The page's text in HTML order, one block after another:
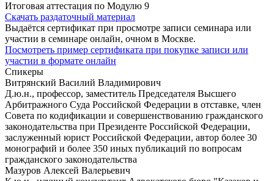
Итоговая аттестация по Модулю 9
Скачать раздаточный материал
Выдаётся сертификат при просмотре записи семинара или
участии в семинаре онлайн, очном в Москве.
Посмотреть пример сертификата при покупке записи или
участии в формате онлайн
Спикеры
Витрянский Василий Владимирович
Д.ю.н., профессор, заместитель Председателя Высшего
Арбитражного Суда Российской Федерации в отставке, член
Совета по кодификации и совершенствованию гражданского
законодательства при Президенте Российской Федерации,
заслуженный юрист Российской Федерации, автор более 30
монографий и более 350 иных публикаций по вопросам
гражданского законодательства
Мазуров Алексей Валерьевич